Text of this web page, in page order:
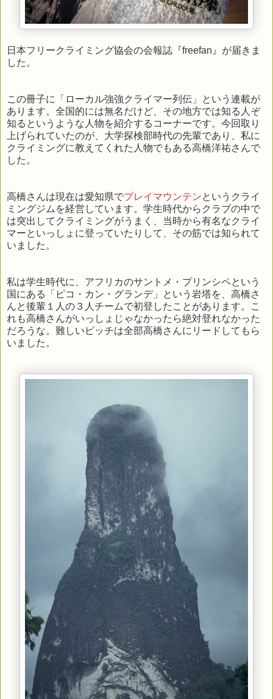
日本フリークライミング協会の会報誌『freefan』が届きま
した。
この冊子に「ローカル強強クライマー列伝」という連載が
あります。全国的には無名だけど、その地方では知る人ぞ
知るというような人物を紹介するコーナーです。今回取り
上げられていたのが、大学探検部時代の先輩であり、私に
クライミングに教えてくれた人物でもある高橋洋祐さんで
した。
高橋さんは現在は愛知県でプレイマウンテンというクライ
ミングジムを経営しています。学生時代からクラブの中で
は突出してクライミングがうまく、当時から有名なクライ
マーといっしょに登っていたりして、その筋では知られて
いました。
私は学生時代に、アフリカのサントメ・プリンシペという
国にある「ピコ・カン・グランデ」という岩塔を、高橋さ
んと後輩１人の３人チームで初登したことがあります。こ
れも高橋さんがいっしょじゃなかったら絶対登れなかった
だろうな。難しいピッチは全部高橋さんにリードしてもら
いました。